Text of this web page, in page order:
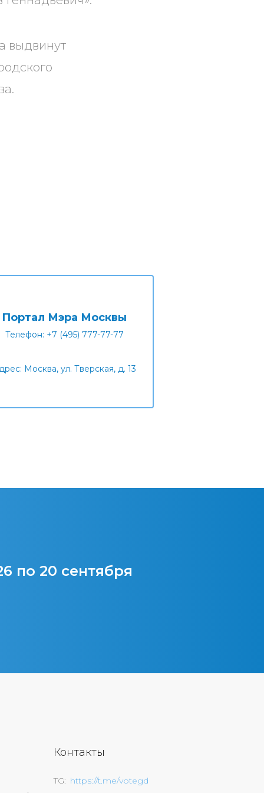
выдвинут
Портал Мэра Москвы
Телефон: +7 (495) 777-77-77
Москва, ул. Тверская, д. 13
по 20 сентября
Контакты
TG https://t.me/votegd